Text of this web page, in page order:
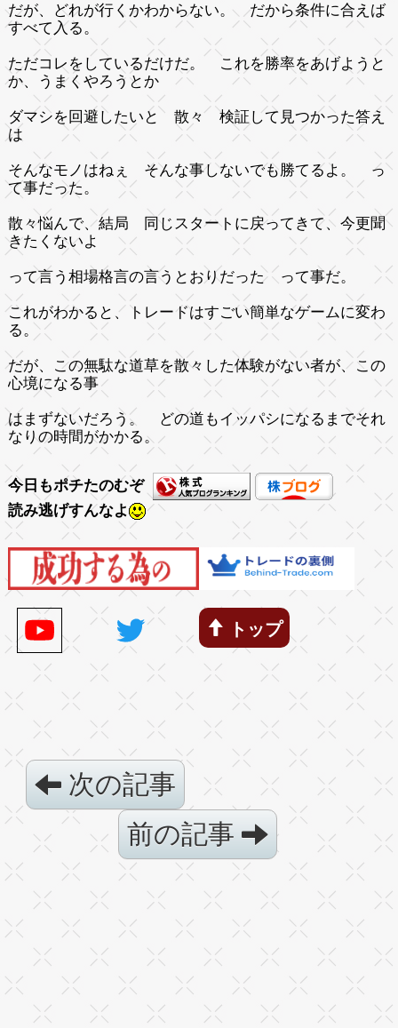
だが、どれが行くかわからない。 だから条件に合えば
すべて入る。
ただコレをしているだけだ。 これを勝率をあげようと
か、うまくやろうとか
ダマシを回避したいと 散々 検証して見つかった答え
は
そんなモノはねぇ そんな事しないでも勝てるよ。 っ
て事だった。
散々悩んで、結局 同じスタートに戻ってきて、今更聞
きたくないよ
って言う相場格言の言うとおりだった って事だ。
これがわかると、トレードはすごい簡単なゲームに変わ
る。
だが、この無駄な道草を散々した体験がない者が、この
心境になる事
はまずないだろう。 どの道もイッパシになるまでそれ
なりの時間がかかる。
今日もポチたのむぞ
読み逃げすんなよ
トップ
次の記事
前の記事